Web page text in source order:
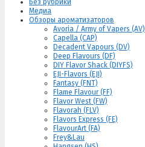
Без рубрики
Медиа
Обзоры ароматизаторов
Avoria / Army of Vapers (AV)
Capella (CAP)
Decadent Vapours (DV)
Deep Flavours (DF)
DIY Flavor Shack (DIYFS)
EJI-Flavors (EJI)
Fantasy (FNT)
Flame Flavour (FF)
Flavor West (FW)
Flavorah (FLV)
Flavors Express (FE)
FlavourArt (FA)
Frey&Lau